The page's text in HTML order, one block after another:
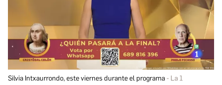
Silvia Intxaurrondo, este viernes durante el programa La 1